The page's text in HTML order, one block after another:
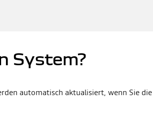
System?
automatisch aktualisiert, wenn Sie